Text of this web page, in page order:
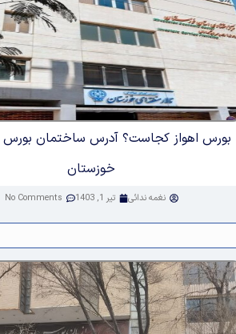
بورس اهواز کجاست؟ آدرس ساختمان بورس
خوزستان
نغمه ندائی تیر 1, 1403 No Comments